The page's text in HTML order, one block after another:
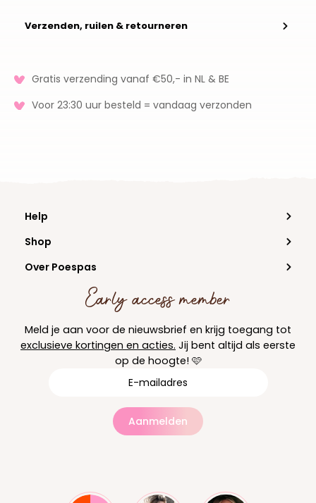
Verzenden, ruilen & retourneren
Gratis verzending vanaf €50,- in NL & BE
Voor 23:30 uur besteld = vandaag verzonden
Early access member
Meld je aan voor de nieuwsbrief en krijg toegang tot
exclusieve kortingen en acties. Jij bent altijd als eerste
op de hoogte! 🩷
Aanmelden
Help
Shop
Over Poespas